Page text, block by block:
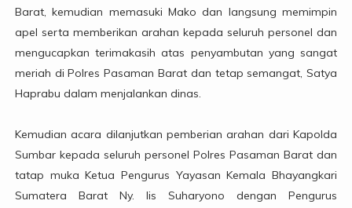
Barat, kemudian memasuki Mako dan langsung memimpin
apel serta memberikan arahan kepada seluruh personel dan
mengucapkan terimakasih atas penyambutan yang sangat
meriah di Polres Pasaman Barat dan tetap semangat, Satya
Haprabu dalam menjalankan dinas.
Kemudian acara dilanjutkan pemberian arahan dari Kapolda
Sumbar kepada seluruh personel Polres Pasaman Barat dan
tatap muka Ketua Pengurus Yayasan Kemala Bhayangkari
Sumatera Barat Ny. Iis Suharyono dengan Pengurus